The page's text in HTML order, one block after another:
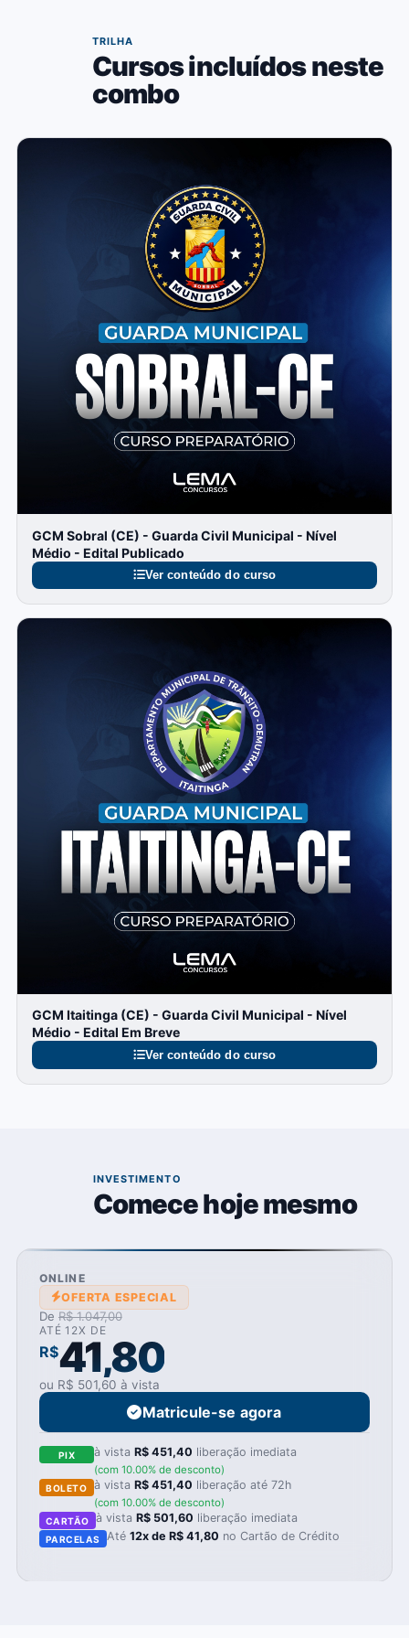
TRILHA
Cursos incluídos neste
combo
GCM Sobral (CE) - Guarda Civil Municipal - Nível
Médio - Edital Publicado
Ver conteúdo do curso
GCM Itaitinga (CE) - Guarda Civil Municipal - Nível
Médio - Edital Em Breve
Ver conteúdo do curso
INVESTIMENTO
Comece hoje mesmo
ONLINE
OFERTA ESPECIAL
De R$ 1.047,00
ATÉ 12X DE
R$41,80
ou R$ 501,60 à vista
Matricule-se agora
PIX à vistaR$ 451,40 liberação imediata
(com 10.00% de desconto)
BOLETO à vistaR$ 451,40 liberação até 72h
(com 10.00% de desconto)
CARTÃO à vista R$ 501,60 liberação imediata
PARCELAS Até12x de R$ 41,80 no Cartão de Crédito